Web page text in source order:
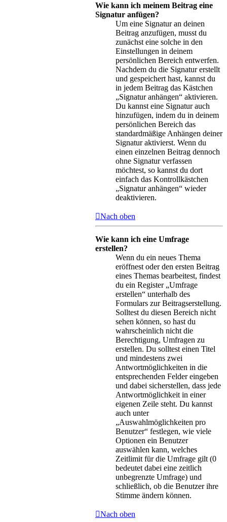
Wie kann ich meinem Beitrag eine
Signatur anfügen?
Um eine Signatur an deinen
Beitrag anzufügen, musst du
zunächst eine solche in den
Einstellungen in deinem
persönlichen Bereich entwerfen.
Nachdem du die Signatur erstellt
und gespeichert hast, kannst du
in jedem Beitrag das Kästchen
„Signatur anhängen“ aktivieren.
Du kannst eine Signatur auch
hinzufügen, indem du in deinem
persönlichen Bereich das
standardmäßige Anhängen deiner
Signatur aktivierst. Wenn du
einen einzelnen Beitrag dennoch
ohne Signatur verfassen
möchtest, so kannst du dort
einfach das Kontrollkästchen
„Signatur anhängen“ wieder
deaktivieren.
Nach oben
Wie kann ich eine Umfrage
erstellen?
Wenn du ein neues Thema
eröffnest oder den ersten Beitrag
eines Themas bearbeitest, findest
du ein Register „Umfrage
erstellen“ unterhalb des
Formulars zur Beitragserstellung.
Solltest du diesen Bereich nicht
sehen können, so hast du
wahrscheinlich nicht die
Berechtigung, Umfragen zu
erstellen. Du solltest einen Titel
und mindestens zwei
Antwortmöglichkeiten in die
entsprechenden Felder eingeben
und dabei sicherstellen, dass jede
Antwortmöglichkeit in einer
eigenen Zeile steht. Du kannst
auch unter
„Auswahlmöglichkeiten pro
Benutzer“ festlegen, wie viele
Optionen ein Benutzer
auswählen kann, welches
Zeitlimit für die Umfrage gilt (0
bedeutet dabei eine zeitlich
unbegrenzte Umfrage) und
schließlich, ob die Benutzer ihre
Stimme ändern können.
Nach oben